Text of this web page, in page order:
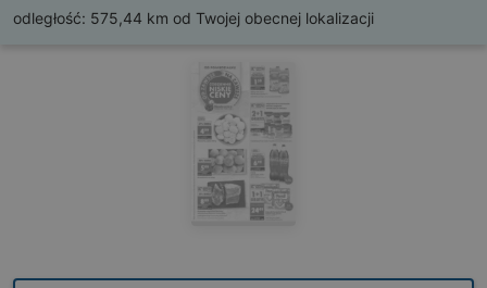
odległość: 575,44 km od Twojej obecnej lokalizacji